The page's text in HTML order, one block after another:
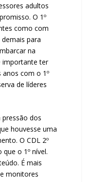
adultos
O 1º
como com
demais para
na
importante ter
anos com o 1º
de líderes
pressão dos
houvesse uma
O CDL 2º
o 1º nível.
É mais
monitores